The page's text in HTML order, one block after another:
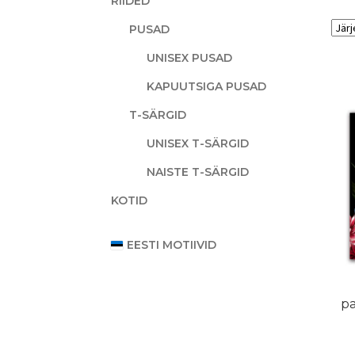
PUSAD
UNISEX PUSAD
KAPUUTSIGA PUSAD
T-SÄRGID
UNISEX T-SÄRGID
NAISTE T-SÄRGID
KOTID
EESTI MOTIIVID